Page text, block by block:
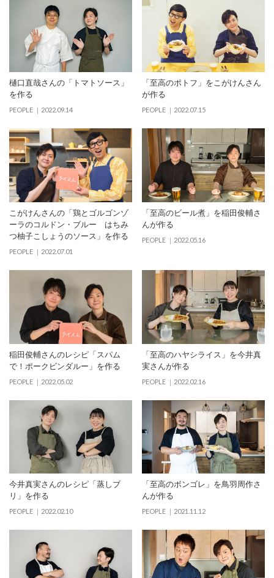
樋口直哉さんの「トマトソース」
を作る
PEOPLE 2022.09.14
「⾄⾼のポトフ」をこがけんさん
が作る
PEOPLE 2022.07.15
こがけんさんの「鶏とゴルゴンゾ
ーラのコルドン・ブルー はちみ
つ柚⼦こしょうのソース」を作る
PEOPLE 2022.07.01
「至高のビール煮」を稲田俊輔さ
んが作る
PEOPLE 2022.05.16
稲田俊輔さんのレシピ「スパム
で！ポークビンダルー」を作る
PEOPLE 2022.05.02
「至高のハヤシライス」を今井真
実さんが作る
PEOPLE 2022.02.16
今井真実さんのレシピ「蒸しブ
リ」を作る
PEOPLE 2022.02.10
「至高のボンゴレ」を鳥羽周作さ
んが作る
PEOPLE 2021.11.12